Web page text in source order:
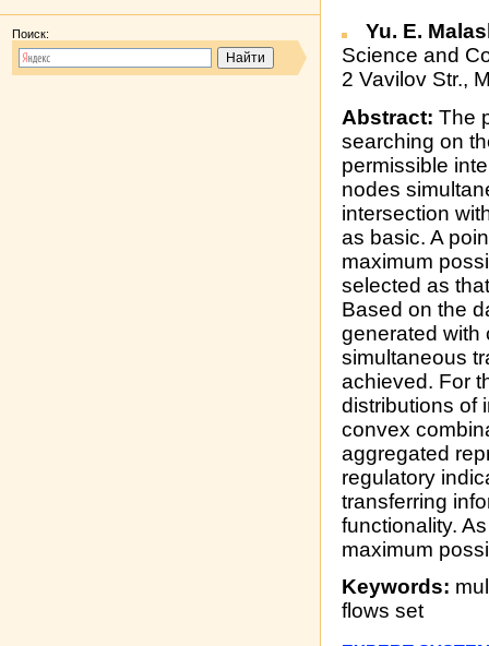
Поиск:
Yu. E.
Science and
2 Vavilov Str.,
Abstract: The
searching on
permissible
nodes
intersection
as basic. A
maximum
selected as
Based on the
generated with
simultaneous
achieved. For
distributions of
convex
aggregated
regulatory
transferring
functionality.
maximum
Keywords:
flows set